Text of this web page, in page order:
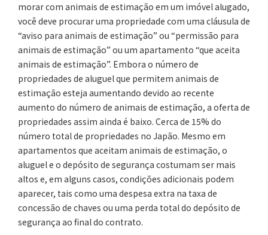
morar com animais de estimação em um imóvel alugado,
você deve procurar uma propriedade com uma cláusula de
“aviso para animais de estimação” ou “permissão para
animais de estimação” ou um apartamento “que aceita
animais de estimação”. Embora o número de
propriedades de aluguel que permitem animais de
estimação esteja aumentando devido ao recente
aumento do número de animais de estimação, a oferta de
propriedades assim ainda é baixo. Cerca de 15% do
número total de propriedades no Japão. Mesmo em
apartamentos que aceitam animais de estimação, o
aluguel e o depósito de segurança costumam ser mais
altos e, em alguns casos, condições adicionais podem
aparecer, tais como uma despesa extra na taxa de
concessão de chaves ou uma perda total do depósito de
segurança ao final do contrato.